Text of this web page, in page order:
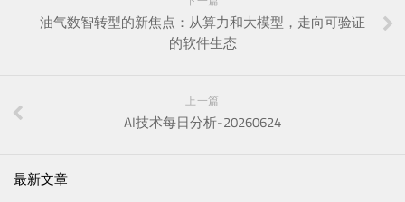
油气数智转型的新焦点：从算力和大模型，走向可验证
的软件生态
上一篇
AI技术每日分析-20260624
最新文章